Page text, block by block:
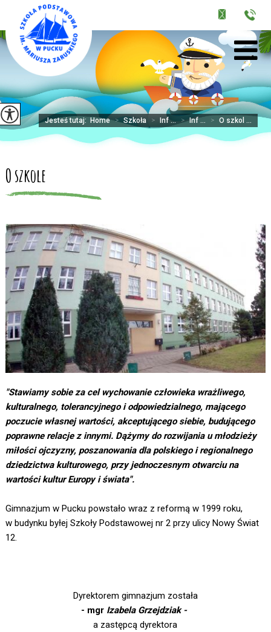
Jesteś tutaj: Home > Szkoła > Inf ... > Inf ... > O szkol ...
O szkole
"Stawiamy sobie za cel wychowanie człowieka wrażliwego,
kulturalnego, tolerancyjnegoi odpowiedzialnego, mającego
poczucie własnej wartości, akceptującego siebie, budującego
poprawne relacje z innymi. Dążymy do rozwijania u młodzieży
miłości ojczyzny, poszanowania dla polskiego i regionalnego
dziedzictwa kulturowego, przy jednoczesnym otwarciu na
wartości kultur Europy i świata".
Gimnazjum w Pucku powstało wraz z reformą w 1999 roku,
w budynku byłej Szkoły Podstawowej nr 2 przy ulicy Nowy Świat
12.
Dyrektorem gimnazjum została
- mgr Izabela Grzejdziak -
a zastępcą dyrektora